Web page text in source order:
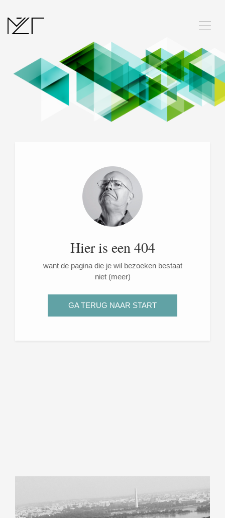
Hier is een 404
want de pagina die je wil bezoeken bestaat
niet (meer)
GA TERUG NAAR START